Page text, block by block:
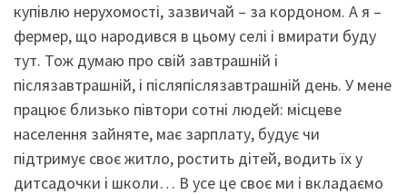
купівлю нерухомості, зазвичай – за кордоном. А я –
фермер, що народився в цьому селі і вмирати буду
тут. Тож думаю про свій завтрашній і
післязавтрашній, і післяпіслязавтрашній день. У мене
працює близько півтори сотні людей: місцеве
населення зайняте, має зарплату, будує чи
підтримує своє житло, ростить дітей, водить їх у
дитсадочки і школи… В усе це своє ми і вкладаємо